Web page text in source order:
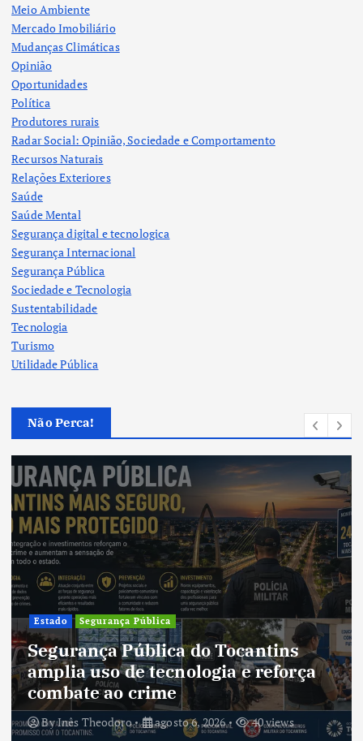
Meio Ambiente
Mercado Imobiliário
Mudanças Climáticas
Opinião
Oportunidades
Política
Produtores rurais
Radar Social: Opinião, Sociedade e Comportamento
Recursos Naturais
Relações Exteriores
Saúde
Saúde Mental
Segurança digital e tecnologica
Segurança Internacional
Segurança Pública
Sociedade e Tecnologia
Sustentabilidade
Tecnologia
Turismo
Utilidade Pública
Não Perca!
e reforça
40 views
Cultura
Cultura do Tocantins
tradições e fortalece
um estado em
transformação
ByInês Theodoro agosto 5, 2026